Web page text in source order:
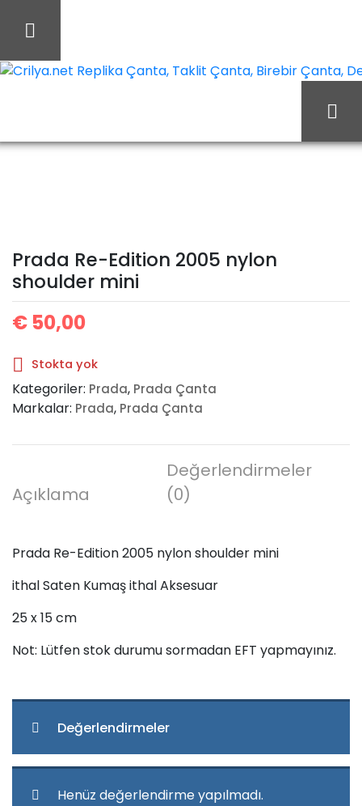
Prada
shoulder mini
Prada Re-Edition 2005 nylon
shoulder mini
€ 50,00
Stokta yok
Kategoriler: Prada, Prada Çanta
Markalar: Prada, Prada Çanta
Açıklama
Değerlendirmeler
(0)
Prada Re-Edition 2005 nylon shoulder mini
ithal Saten Kumaş ithal Aksesuar
25 x 15 cm
Not: Lütfen stok durumu sormadan EFT yapmayınız.
Değerlendirmeler
Henüz değerlendirme yapılmadı.